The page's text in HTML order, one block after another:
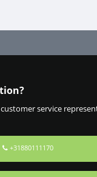
service
+31880111170